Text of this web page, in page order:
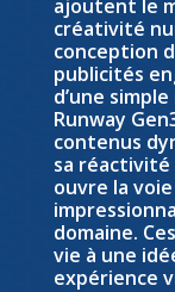
ajoutent le
créativité
conception
publicités
d’une
Runway
contenus
sa réactivité
ouvre la
domaine.
vie à une
expérience